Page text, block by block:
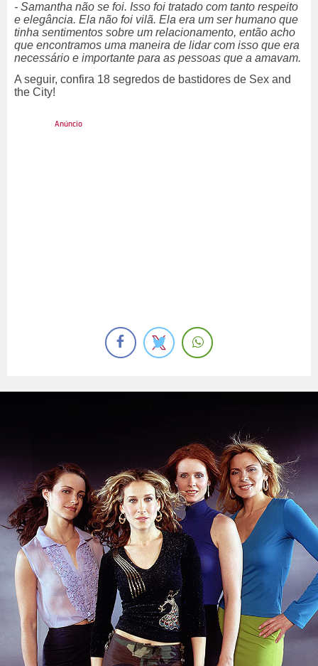
- Samantha não se foi. Isso foi tratado com tanto respeito
e elegância. Ela não foi vilã. Ela era um ser humano que
tinha sentimentos sobre um relacionamento, então acho
que encontramos uma maneira de lidar com isso que era
necessário e importante para as pessoas que a amavam.
A seguir, confira 18 segredos de bastidores de Sex and
the City!